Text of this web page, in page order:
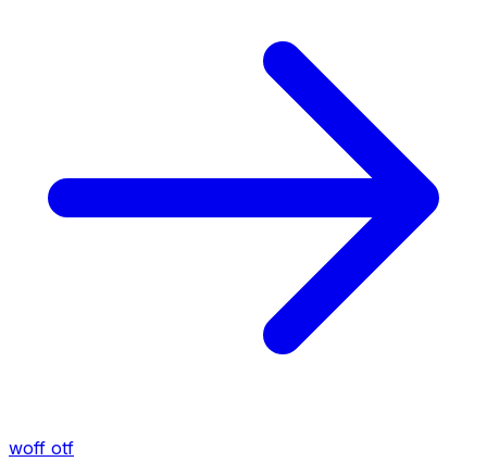
woff otf